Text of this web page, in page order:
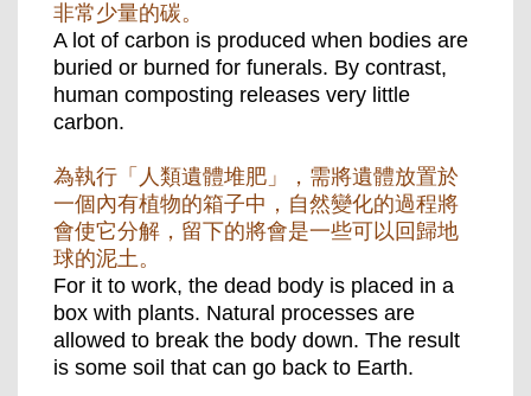
非常少量的碳。
A lot of carbon is produced when bodies are
buried or burned for funerals. By contrast,
human composting releases very little
carbon.
為執行「人類遺體堆肥」，需將遺體放置於
一個內有植物的箱子中，自然變化的過程將
會使它分解，留下的將會是一些可以回歸地
球的泥土。
For it to work, the dead body is placed in a
box with plants. Natural processes are
allowed to break the body down. The result
is some soil that can go back to Earth.